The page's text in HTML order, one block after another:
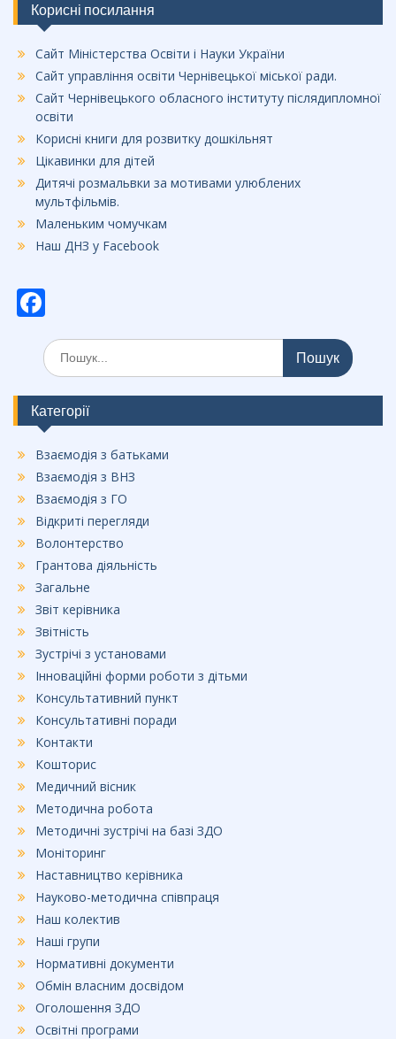
Корисні посилання
Сайт Міністерства Освіти і Науки України
Сайт управління освіти Чернівецької міської ради.
Сайт Чернівецького обласного інституту післядипломної
освіти
Корисні книги для розвитку дошкільнят
Цікавинки для дітей
Дитячі розмальвки за мотивами улюблених
мультфільмів.
Маленьким чомучкам
Наш ДНЗ у Facebook
ac
e
b
o
o
k
Шукати:
Категорії
Взаємодія з батьками
Взаємодія з ВНЗ
Взаємодія з ГО
Відкриті перегляди
Волонтерство
Грантова діяльність
Загальне
Звіт керівника
Звітність
Зустрічі з установами
Інноваційні форми роботи з дітьми
Консультативний пункт
Консультативні поради
Контакти
Кошторис
Медичний вісник
Методична робота
Методичні зустрічі на базі ЗДО
Моніторинг
Наставництво керівника
Науково-методична співпраця
Наш колектив
Наші групи
Нормативні документи
Обмін власним досвідом
Оголошення ЗДО
Освітні програми